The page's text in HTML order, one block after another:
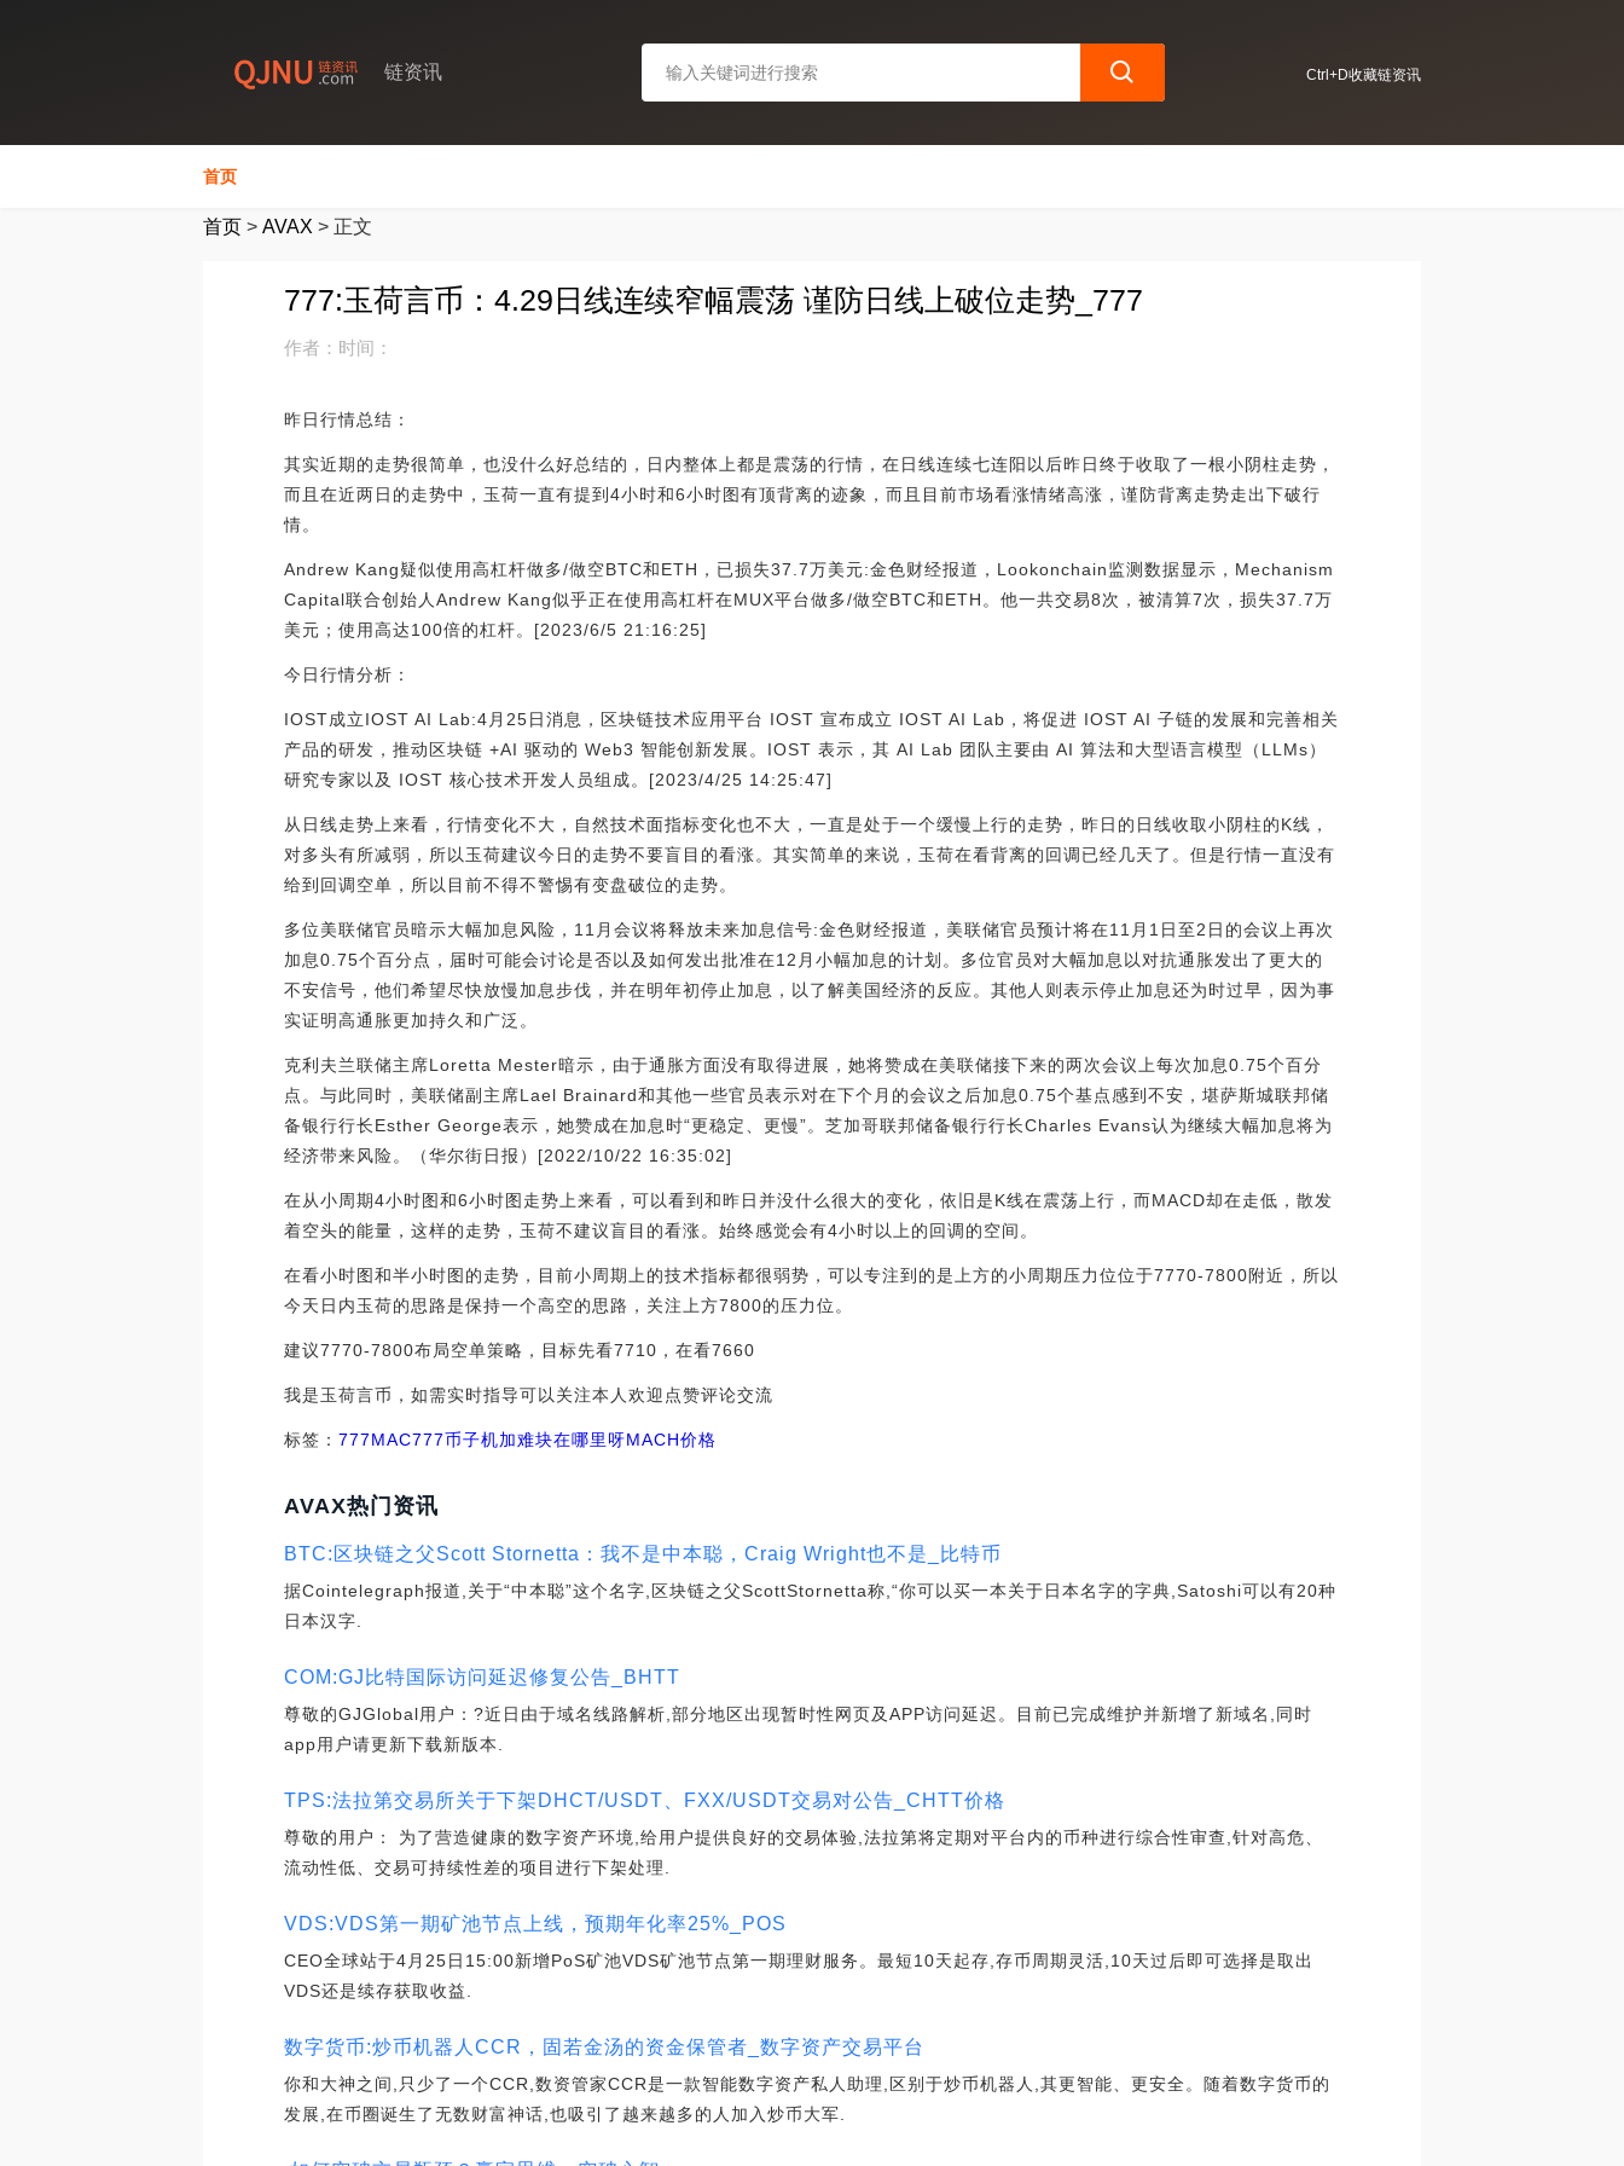
链资讯 Ctrl+D收藏链资讯
首页
首页 > AVAX > 正文
777:玉荷言币：4.29日线连续窄幅震荡 谨防日线上破位走势_777
作者： 时间：
昨日行情总结：
其实近期的走势很简单，也没什么好总结的，日内整体上都是震荡的行情，在日线连续七连阳以后昨日终于收取了一根小阴柱走势，
而且在近两日的走势中，玉荷一直有提到4小时和6小时图有顶背离的迹象，而且目前市场看涨情绪高涨，谨防背离走势走出下破行
情。
Andrew Kang疑似使用高杠杆做多/做空BTC和ETH，已损失37.7万美元:金色财经报道，Lookonchain监测数据显示，Mechanism
Capital联合创始人Andrew Kang似乎正在使用高杠杆在MUX平台做多/做空BTC和ETH。他一共交易8次，被清算7次，损失37.7万
美元；使用高达100倍的杠杆。[2023/6/5 21:16:25]
今日行情分析：
IOST成立IOST AI Lab:4月25日消息，区块链技术应用平台 IOST 宣布成立 IOST AI Lab，将促进 IOST AI 子链的发展和完善相关
产品的研发，推动区块链 +AI 驱动的 Web3 智能创新发展。IOST 表示，其 AI Lab 团队主要由 AI 算法和大型语言模型（LLMs）
研究专家以及 IOST 核心技术开发人员组成。[2023/4/25 14:25:47]
从日线走势上来看，行情变化不大，自然技术面指标变化也不大，一直是处于一个缓慢上行的走势，昨日的日线收取小阴柱的K线，
对多头有所减弱，所以玉荷建议今日的走势不要盲目的看涨。其实简单的来说，玉荷在看背离的回调已经几天了。但是行情一直没有
给到回调空单，所以目前不得不警惕有变盘破位的走势。
多位美联储官员暗示大幅加息风险，11月会议将释放未来加息信号:金色财经报道，美联储官员预计将在11月1日至2日的会议上再次
加息0.75个百分点，届时可能会讨论是否以及如何发出批准在12月小幅加息的计划。多位官员对大幅加息以对抗通胀发出了更大的
不安信号，他们希望尽快放慢加息步伐，并在明年初停止加息，以了解美国经济的反应。其他人则表示停止加息还为时过早，因为事
实证明高通胀更加持久和广泛。
克利夫兰联储主席Loretta Mester暗示，由于通胀方面没有取得进展，她将赞成在美联储接下来的两次会议上每次加息0.75个百分
点。与此同时，美联储副主席Lael Brainard和其他一些官员表示对在下个月的会议之后加息0.75个基点感到不安，堪萨斯城联邦储
备银行行长Esther George表示，她赞成在加息时“更稳定、更慢”。芝加哥联邦储备银行行长Charles Evans认为继续大幅加息将为
经济带来风险。（华尔街日报）[2022/10/22 16:35:02]
在从小周期4小时图和6小时图走势上来看，可以看到和昨日并没什么很大的变化，依旧是K线在震荡上行，而MACD却在走低，散发
着空头的能量，这样的走势，玉荷不建议盲目的看涨。始终感觉会有4小时以上的回调的空间。
在看小时图和半小时图的走势，目前小周期上的技术指标都很弱势，可以专注到的是上方的小周期压力位位于7770-7800附近，所以
今天日内玉荷的思路是保持一个高空的思路，关注上方7800的压力位。
建议7770-7800布局空单策略，目标先看7710，在看7660
我是玉荷言币，如需实时指导可以关注本人欢迎点赞评论交流
标签：777MAC777币子机加难块在哪里呀MACH价格
AVAX热门资讯
BTC:区块链之父Scott Stornetta：我不是中本聪，Craig Wright也不是_比特币
据Cointelegraph报道,关于“中本聪”这个名字,区块链之父ScottStornetta称,“你可以买一本关于日本名字的字典,Satoshi可以有20种
日本汉字.
COM:GJ比特国际访问延迟修复公告_BHTT
尊敬的GJGlobal用户：?近日由于域名线路解析,部分地区出现暂时性网页及APP访问延迟。目前已完成维护并新增了新域名,同时
app用户请更新下载新版本.
TPS:法拉第交易所关于下架DHCT/USDT、FXX/USDT交易对公告_CHTT价格
尊敬的用户： 为了营造健康的数字资产环境,给用户提供良好的交易体验,法拉第将定期对平台内的币种进行综合性审查,针对高危、
流动性低、交易可持续性差的项目进行下架处理.
VDS:VDS第一期矿池节点上线，预期年化率25%_POS
CEO全球站于4月25日15:00新增PoS矿池VDS矿池节点第一期理财服务。最短10天起存,存币周期灵活,10天过后即可选择是取出
VDS还是续存获取收益.
数字货币:炒币机器人CCR，固若金汤的资金保管者_数字资产交易平台
你和大神之间,只少了一个CCR,数资管家CCR是一款智能数字资产私人助理,区别于炒币机器人,其更智能、更安全。随着数字货币的
发展,在币圈诞生了无数财富神话,也吸引了越来越多的人加入炒币大军.